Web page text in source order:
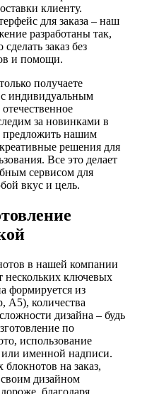
клиенту.
для заказа – наш
разработаны так,
заказ без
и помощи.
получаете
индивидуальным
за новинками в
предложить нашим
решения для
Все это делает
сервисом для
вкус и цель.
в нашей компании
нескольких ключевых
формируется из
А5), количества
дизайна – будь
по
использование
именной надписи.
на заказ,
дизайном
благодаря